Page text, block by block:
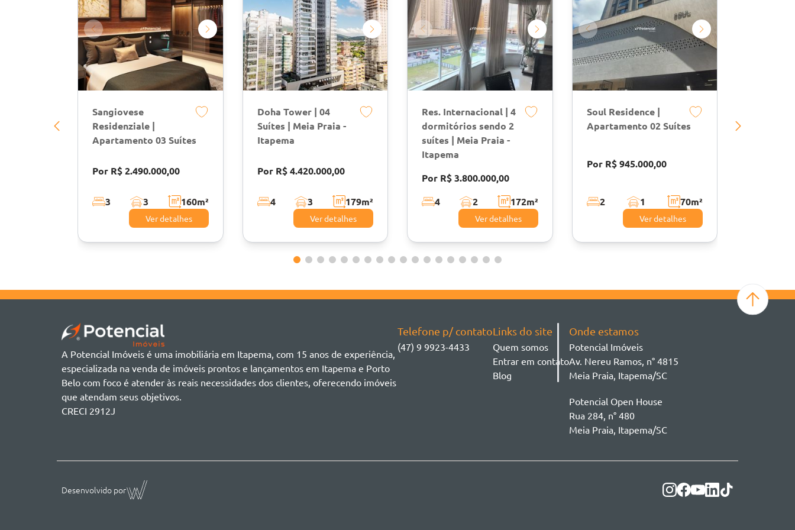
Sangiovese
Residenziale |
Apartamento 03 Suítes
Por R$ 2.490.000,00
3 3 160m²
Ver detalhes
Doha Tower | 04
Suítes | Meia Praia -
Itapema
Por R$ 4.420.000,00
4 3 179m²
Ver detalhes
Res. Internacional | 4
dormitórios sendo 2
suítes | Meia Praia -
Itapema
Por R$ 3.800.000,00
4
2 172m²
Ver detalhes
Soul Residence |
Apartamento 02 Suítes
Por R$ 945.000,00
2 1 70m²
Ver detalhes
A Potencial Imóveis é uma imobiliária em Itapema, com 15 anos de experiência,
especializada na venda de imóveis prontos e lançamentos em Itapema e Porto
Belo com foco é atender às reais necessidades dos clientes, oferecendo imóveis
que atendam seus objetivos.
CRECI 2912J
Telefone p/ contato
(47) 9 9923-4433
Links do site
Quem somos
Entrar em contato
Blog
Onde estamos
Potencial Imóveis
Av. Nereu Ramos, n° 4815
Meia Praia, Itapema/SC
Potencial Open House
Rua 284, n° 480
Meia Praia, Itapema/SC
Desenvolvido por